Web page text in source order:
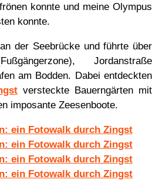
konnte und meine Olympus
konnte.
der Seebrücke und führte über
Jordanstraße
am Bodden. Dabei entdeckten
versteckte Bauerngärten mit
imposante Zeesenboote.